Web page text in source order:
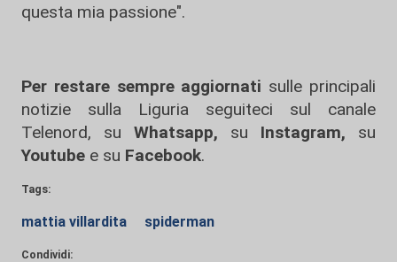
questa mia passione".
Per restare sempre aggiornati sulle principali
notizie sulla Liguria seguiteci sul canale
Telenord, su
Whatsapp, su Instagram, su
Youtube e su Facebook.
Tags:
mattia villardita spiderman
Condividi: